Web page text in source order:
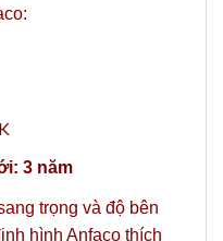
:
3 năm
trọng và độ bên
hình Anfaco thích